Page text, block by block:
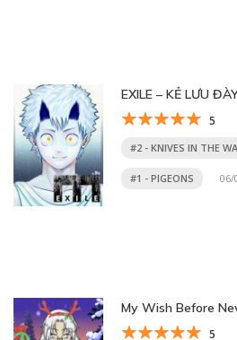
EXILE – KẺ LƯU
5
#2 - KNIVES IN THE
#1 - PIGEONS 06/
My Wish Before
5